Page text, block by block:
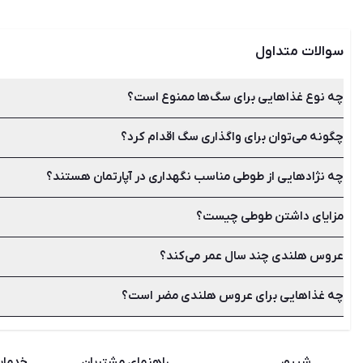
و آسایش حیوان خانگی که شامل غذا، آب، سرپناه، مراقبت‌های
سوالات متداول
چه نوع غذاهایی برای سگ‌ها ممنوع است؟
اگر سرپرستی سگی را به عهده دارید باید همواره لیست غذاهای
لبنیات، انگور، کشمش، شکلات، الکل و تخم‌ مرغ خام از جمله
چگونه می‌توان برای واگذاری سگ اقدام کرد؟
برای این کار می‌توانید از طریق سایت شیپور آگهی‌های روزانه
انتخاب کنید.
چه نژادهایی از طوطی مناسب نگهداری در آپارتمان هستند؟
طوطی انواع و نژادهای گوناگونی دارد که با کمی تحقیق می‌توانید
کاسکو، مرغ عشق، عروس هلندی، ملنگو یا شاه طوطی، کاکادو،
مزایای داشتن طوطی چیست؟
هوش عجیب طوطی‌ها، توانایی صحبت در بسیاری از گونه‌ها، تنوع
تبدیل کرده است.
عروس هلندی چند سال عمر می‌کند؟
افزایش داد.
چه غذاهایی برای عروس هلندی مضر است؟